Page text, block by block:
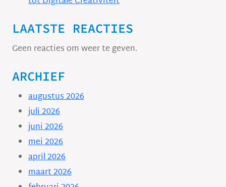
LAATSTE REACTIES
Geen reacties om weer te geven.
ARCHIEF
augustus 2026
juli 2026
juni 2026
mei 2026
april 2026
maart 2026